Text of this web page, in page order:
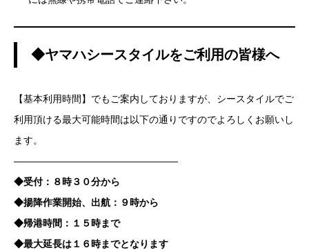
◆ヤマハシースタイルをご利用の皆様へ
【基本利用時間】でもご案内しておりますが、シースタイルでご
利用頂ける最大可能時間は以下の通りですのでよろしくお願いし
ます。
—————————————————
◆受付：８時３０分から
◆揚降作業開始、出航：９時から
◆帰港時間：１５時まで
◆最大延長は１６時までとなります